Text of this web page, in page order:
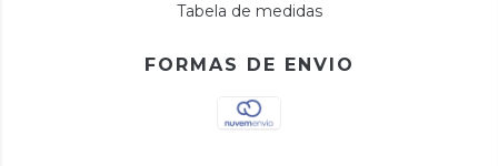
Tabela de medidas
FORMAS DE ENVIO